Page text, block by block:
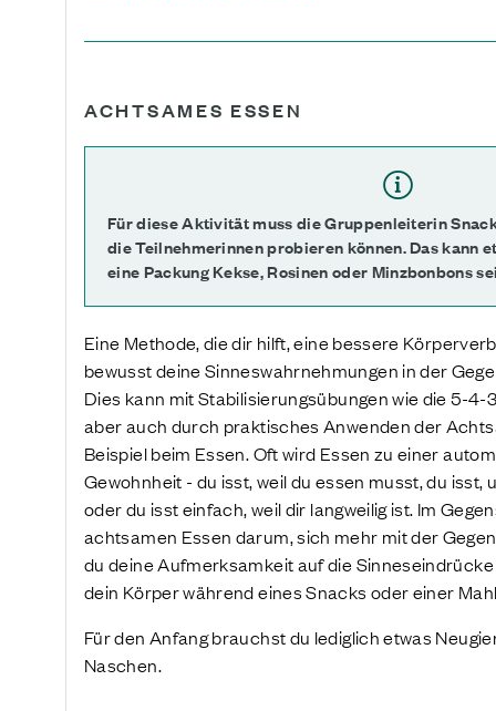
ACHTSAMES ESSEN
Für diese Aktivität muss die Gruppenleiterin
die Teilnehmerinnen probieren können. Das kann
eine Packung Kekse, Rosinen oder Minzbonbons
Eine Methode, die dir hilft, eine bessere
bewusst deine Sinneswahrnehmungen in der
Dies kann mit Stabilisierungsübungen wie die 5-4-
aber auch durch praktisches Anwenden der
Beispiel beim Essen. Oft wird Essen zu einer
Gewohnheit - du isst, weil du essen musst, du isst,
oder du isst einfach, weil dir langweilig ist. Im
achtsamen Essen darum, sich mehr mit der
du deine Aufmerksamkeit auf die
dein Körper während eines Snacks oder einer
Für den Anfang brauchst du lediglich etwas
Naschen.